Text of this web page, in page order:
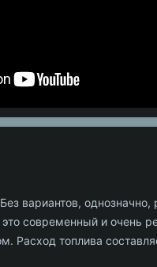
вариантов, однозначно,
это современный и
Расход топлива